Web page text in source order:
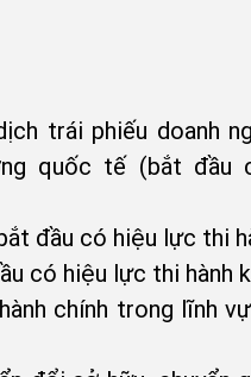
trái phiếu doanh
quốc tế (bắt
đầu có hiệu lực thi
có hiệu lực thi hành
chính trong lĩnh